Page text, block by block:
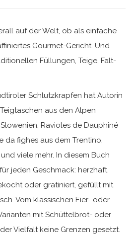
auf der Welt, ob als einfache
Gourmet-Gericht. Und
Füllungen, Teige, Falt-
Schlutzkrapfen hat Autorin
aus den Alpen
Ravioles de Dauphiné
da fighes aus dem Trentino,
viele mehr. In diesem Buch
jeden Geschmack: herzhaft
oder gratiniert, gefüllt mit
Vom klassischen Eier- oder
mit Schüttelbrot- oder
Vielfalt keine Grenzen gesetzt.